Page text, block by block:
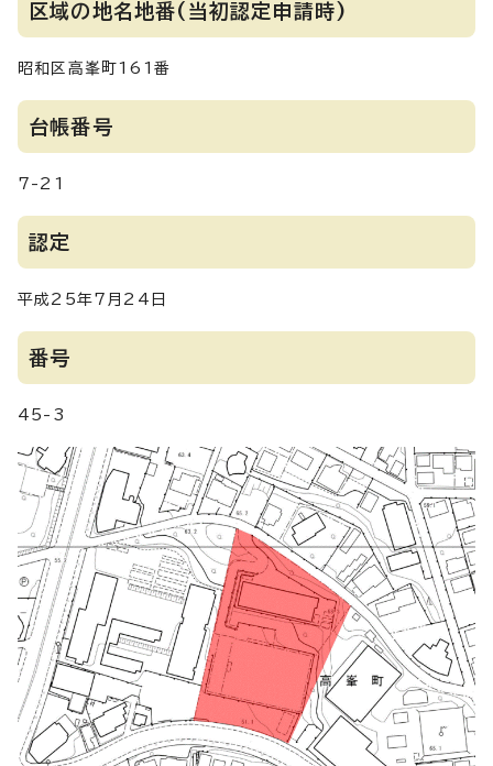
区域の地名地番(当初認定申請時)
昭和区高峯町161番
台帳番号
7-21
認定
平成25年7月24日
番号
45-3